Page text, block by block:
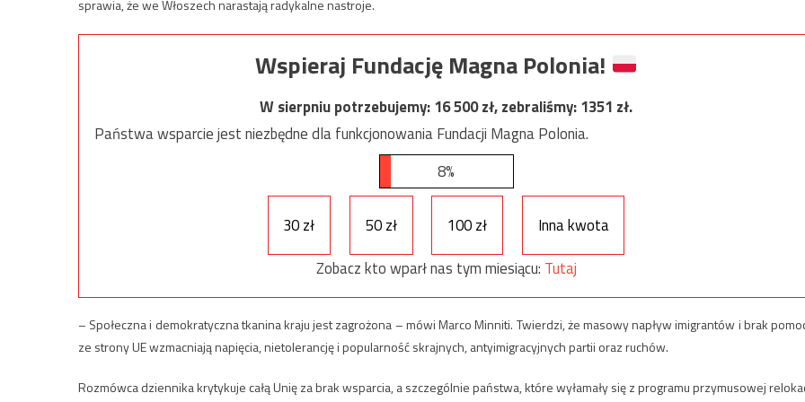
sprawia, że we Włoszech narastają radykalne nastroje.
Wspieraj Fundację Magna Polonia!
W sierpniu potrzebujemy:16 500zł, zebraliśmy:1351 zł.
Państwa wsparcie jest niezbędne dla funkcjonowania Fundacji Magna Polonia.
8%
30 zł 50 zł 100 zł
Inna kwota
Zobacz kto wparł nas tym miesiącu: Tutaj
– Społeczna i demokratyczna tkanina kraju jest zagrożona – mówi Marco Minniti. Twierdzi, że masowy napływ imigrantów i brak
ze strony UE wzmacniają napięcia, nietolerancję i popularność skrajnych, antyimigracyjnych partii oraz ruchów.
Rozmówca dziennika krytykuje całą Unię za brak wsparcia, a szczególnie państwa, które wyłamały się z programu przymusowej